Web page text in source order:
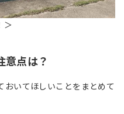
＞
意点は？
おいてほしいことをまとめて